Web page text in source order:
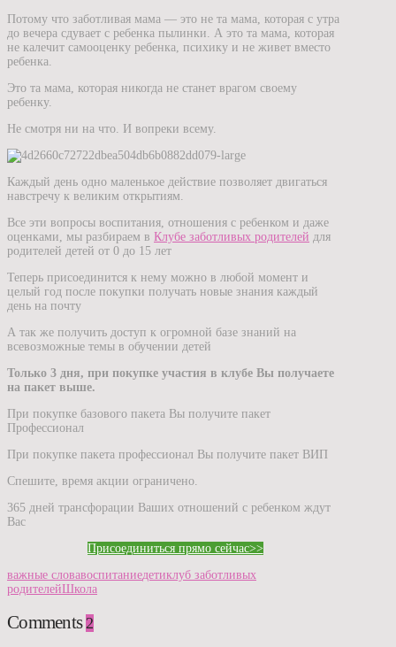
Потому что заботливая мама — это не та мама, которая с утра
до вечера сдувает с ребенка пылинки. А это та мама, которая
не калечит самооценку ребенка, психику и не живет вместо
ребенка.
Это та мама, которая никогда не станет врагом своему
ребенку.
Не смотря ни на что. И вопреки всему.
Каждый день одно маленькое действие позволяет двигаться
навстречу к великим открытиям.
Все эти вопросы воспитания, отношения с ребенком и даже
оценками, мы разбираем в Клубе заботливых родителей для
родителей детей от 0 до 15 лет
Теперь присоединится к нему можно в любой момент и
целый год после покупки получать новые знания каждый
день на почту
А так же получить доступ к огромной базе знаний на
всевозможные темы в обучении детей
Только 3 дня, при покупке участия в клубе Вы получаете
на пакет выше.
При покупке базового пакета Вы получите пакет
Профессионал
При покупке пакета профессионал Вы получите пакет ВИП
Спешите, время акции ограничено.
365 дней трансфорации Ваших отношений с ребенком ждут
Вас
Присоединиться прямо сейчас>>
важные словавоспитаниедетиклуб заботливых
родителейШкола
Comments2